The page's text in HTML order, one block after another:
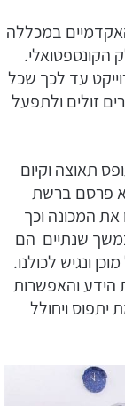
במכללה
עד לכך שכל
זולים ולתפעל
תאוצה וקיום
פרסם ברשת
את המכונה וכך
שנתיים הם
ונגיש לכולנו.
הידע והאפשרות
ויחולל